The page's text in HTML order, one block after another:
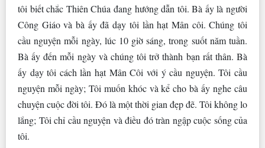
tôi biết chắc Thiên Chúa đang hướng dẫn tôi. Bà ấy là người
Công Giáo và bà ấy đã dạy tôi lần hạt Mân côi. Chúng tôi
cầu nguyện mỗi ngày, lúc 10 giờ sáng, trong suốt năm tuần.
Bà ấy đến mỗi ngày và chúng tôi trở thành bạn rất thân. Bà
ấy dạy tôi cách lần hạt Mân Côi với ý cầu nguyện. Tôi cầu
nguyện mỗi ngày; Tôi muốn khóc và kể cho bà ấy nghe câu
chuyện cuộc đời tôi. Đó là một thời gian đẹp đẽ. Tôi không lo
lắng; Tôi chỉ cầu nguyện và điều đó tràn ngập cuộc sống của
tôi.